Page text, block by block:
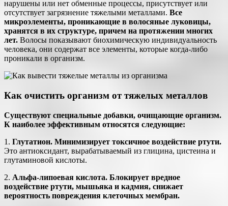
нарушены или нет обменные процессы, присутствует или
отсутствует загрязнение тяжелыми металлами. Все
микроэлементы, проникающие в волосяные луковицы,
хранятся в их структуре, причем на протяжении многих
лет. Волосы показывают биохимическую индивидуальность
человека, они содержат все элементы, которые когда-либо
проникали в организм.
Как очистить организм от тяжелых металлов
Существуют специальные добавки, очищающие организм.
К наиболее эффективным относятся следующие:
1. Глутатион. Минимизирует токсичное воздействие ртути.
Это антиоксидант, вырабатываемый из глицина, цистеина и
глутаминовой кислоты.
2. Альфа-липоевая кислота. Блокирует вредное
воздействие ртути, мышьяка и кадмия, снижает
вероятность повреждения клеточных мембран.